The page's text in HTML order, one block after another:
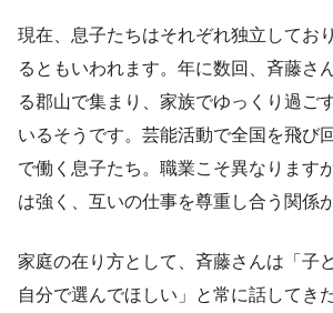
現在、息子たちはそれぞれ独立してお
るともいわれます。年に数回、斉藤さ
る郡山で集まり、家族でゆっくり過ご
いるそうです。芸能活動で全国を飛び
で働く息子たち。職業こそ異なります
は強く、互いの仕事を尊重し合う関係
家庭の在り方として、斉藤さんは「子
自分で選んでほしい」と常に話してき